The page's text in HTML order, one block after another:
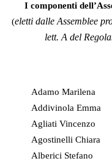
I componenti
(eletti dalle Assemblee
lett. A del
Adamo Marilena
Addivinola Emma
Agliati Vincenzo
Agostinelli Chiara
Alberici Stefano